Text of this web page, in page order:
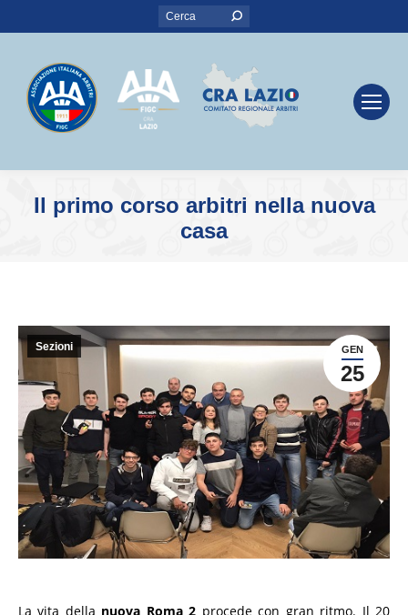
Search:
Il primo corso arbitri nella nuova
casa
GEN
25
Sezioni
La vita della nuova Roma 2 procede con gran ritmo. Il 20